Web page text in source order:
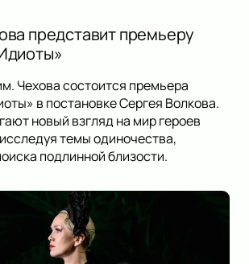
представит премьеру
Чехова состоится премьера
в постановке Сергея Волкова.
новый взгляд на мир героев
темы одиночества,
подлинной близости.